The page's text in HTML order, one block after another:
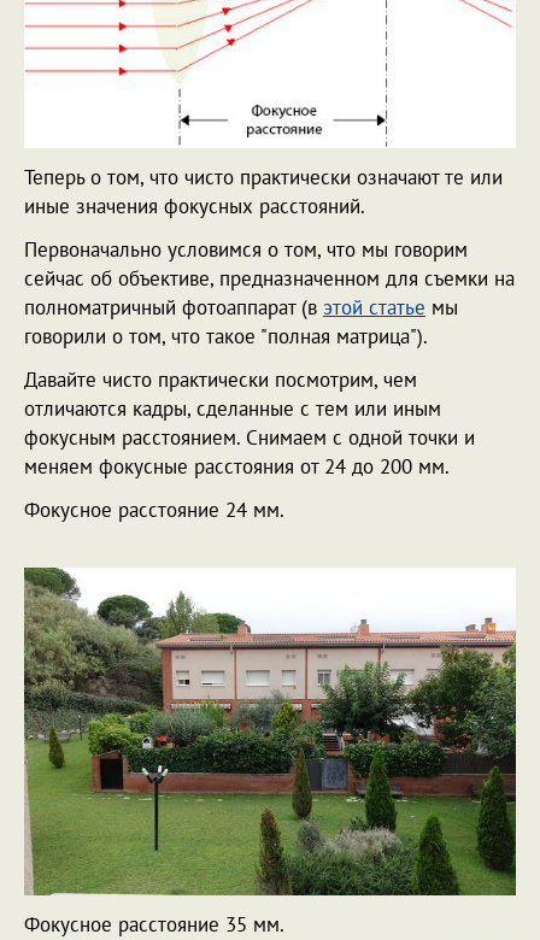
Теперь о том, что чисто практически означают те или
иные значения фокусных расстояний.
Первоначально условимся о том, что мы говорим
сейчас об объективе, предназначенном для съемки на
полноматричный фотоаппарат (в этой статье мы
говорили о том, что такое "полная матрица").
Давайте чисто практически посмотрим, чем
отличаются кадры, сделанные с тем или иным
фокусным расстоянием. Снимаем с одной точки и
меняем фокусные расстояния от 24 до 200 мм.
Фокусное расстояние 24 мм.
Фокусное расстояние 35 мм.